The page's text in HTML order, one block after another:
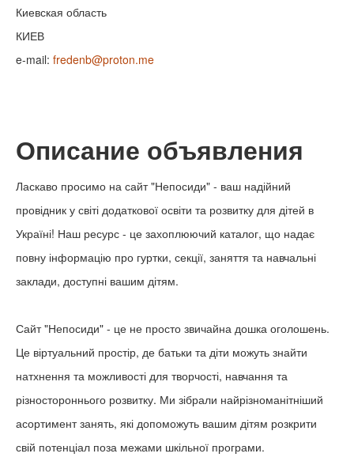
Киевская область
КИЕВ
e-mail: fredenb@proton.me
Описание объявления
Ласкаво просимо на сайт "Непосиди" - ваш надійний
провідник у світі додаткової освіти та розвитку для дітей в
Україні! Наш ресурс - це захоплюючий каталог, що надає
повну інформацію про гуртки, секції, заняття та навчальні
заклади, доступні вашим дітям.
Сайт "Непосиди" - це не просто звичайна дошка оголошень.
Це віртуальний простір, де батьки та діти можуть знайти
натхнення та можливості для творчості, навчання та
різностороннього розвитку. Ми зібрали найрізноманітніший
асортимент занять, які допоможуть вашим дітям розкрити
свій потенціал поза межами шкільної програми.